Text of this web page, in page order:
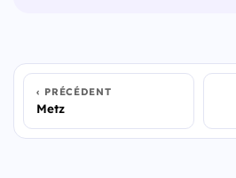
PRÉCÉDENT
Metz